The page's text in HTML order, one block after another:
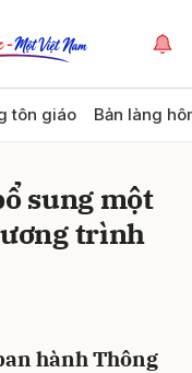
tôn giáo Bản làng
sung một
trình
hành Thông